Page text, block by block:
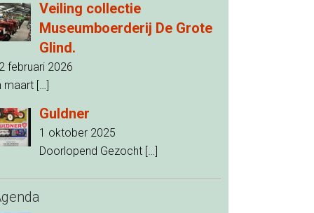
Veiling collectie
Museumboerderij De Grote
Glind.
februari 2026
maart […]
Guldner
1 oktober 2025
Doorlopend Gezocht […]